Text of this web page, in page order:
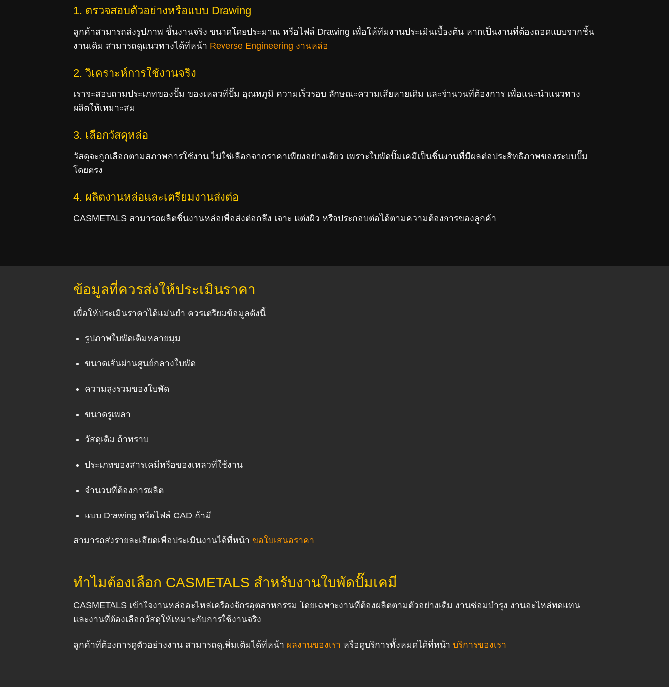
1. ตรวจสอบตัวอย่างหรือแบบ Drawing
ลูกค้าสามารถส่งรูปภาพ ชิ้นงานจริง ขนาดโดยประมาณ หรือไฟล์ Drawing เพื่อให้ทีมงานประเมินเบื้องต้น หากเป็นงานที่ต้องถอดแบบจากชิ้น
งานเดิม สามารถดูแนวทางได้ที่หน้า Reverse Engineering งานหล่อ
2. วิเคราะห์การใช้งานจริง
เราจะสอบถามประเภทของปั๊ม ของเหลวที่ปั๊ม อุณหภูมิ ความเร็วรอบ ลักษณะความเสียหายเดิม และจำนวนที่ต้องการ เพื่อแนะนำแนวทาง
ผลิตให้เหมาะสม
3. เลือกวัสดุหล่อ
วัสดุจะถูกเลือกตามสภาพการใช้งาน ไม่ใช่เลือกจากราคาเพียงอย่างเดียว เพราะใบพัดปั๊มเคมีเป็นชิ้นงานที่มีผลต่อประสิทธิภาพของระบบปั๊ม
โดยตรง
4. ผลิตงานหล่อและเตรียมงานส่งต่อ
CASMETALS สามารถผลิตชิ้นงานหล่อเพื่อส่งต่อกลึง เจาะ แต่งผิว หรือประกอบต่อได้ตามความต้องการของลูกค้า
ข้อมูลที่ควรส่งให้ประเมินราคา
เพื่อให้ประเมินราคาได้แม่นยำ ควรเตรียมข้อมูลดังนี้
รูปภาพใบพัดเดิมหลายมุม
ขนาดเส้นผ่านศูนย์กลางใบพัด
ความสูงรวมของใบพัด
ขนาดรูเพลา
วัสดุเดิม ถ้าทราบ
ประเภทของสารเคมีหรือของเหลวที่ใช้งาน
จำนวนที่ต้องการผลิต
แบบ Drawing หรือไฟล์ CAD ถ้ามี
สามารถส่งรายละเอียดเพื่อประเมินงานได้ที่หน้า ขอใบเสนอราคา
ทำไมต้องเลือก CASMETALS สำหรับงานใบพัดปั๊มเคมี
CASMETALS เข้าใจงานหล่ออะไหล่เครื่องจักรอุตสาหกรรม โดยเฉพาะงานที่ต้องผลิตตามตัวอย่างเดิม งานซ่อมบำรุง งานอะไหล่ทดแทน
และงานที่ต้องเลือกวัสดุให้เหมาะกับการใช้งานจริง
ลูกค้าที่ต้องการดูตัวอย่างงาน สามารถดูเพิ่มเติมได้ที่หน้า ผลงานของเรา หรือดูบริการทั้งหมดได้ที่หน้า บริการของเรา